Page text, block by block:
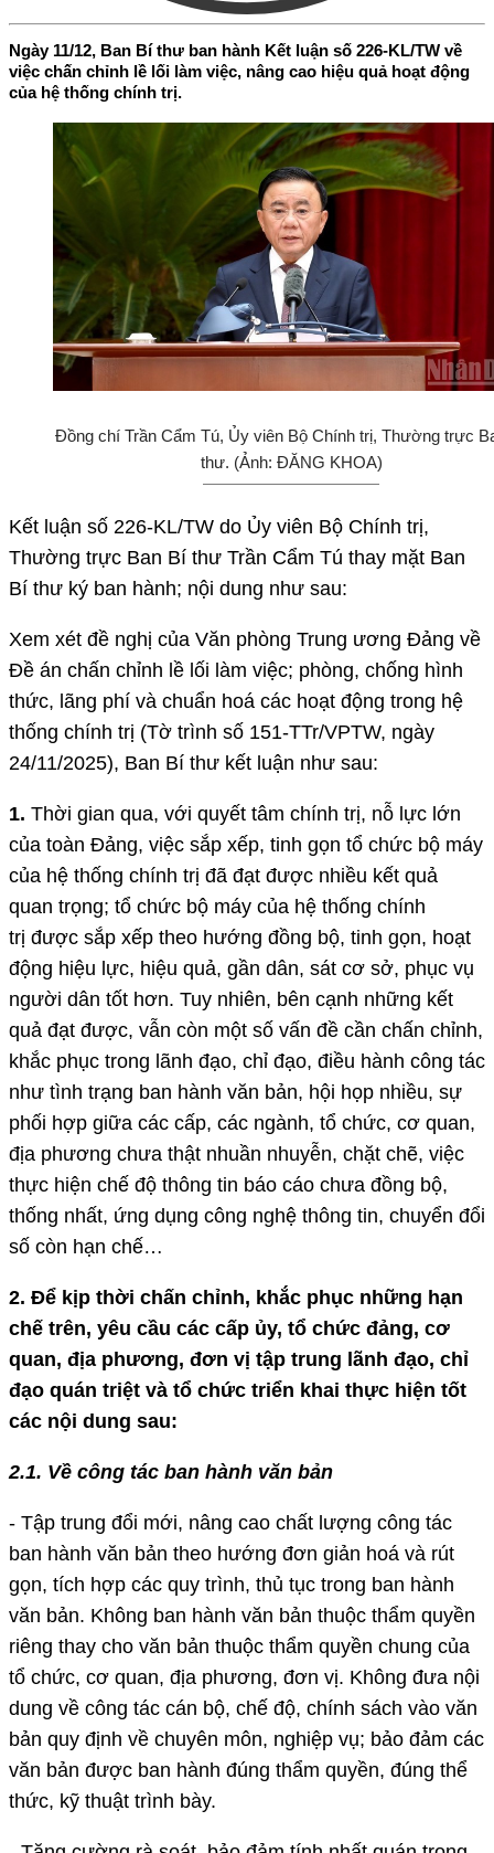
Ngày 11/12, Ban Bí thư ban hành Kết luận số 226-KL/TW về
việc chấn chỉnh lề lối làm việc, nâng cao hiệu quả hoạt động
của hệ thống chính trị.
Đồng chí Trần Cẩm Tú, Ủy viên Bộ Chính trị, Thường trực
thư. (Ảnh: ĐĂNG KHOA)
Kết luận số 226-KL/TW do Ủy viên Bộ Chính trị,
Thường trực Ban Bí thư Trần Cẩm Tú thay mặt Ban
Bí thư ký ban hành; nội dung như sau:
Xem xét đề nghị của Văn phòng Trung ương Đảng về
Đề án chấn chỉnh lề lối làm việc; phòng, chống hình
thức, lãng phí và chuẩn hoá các hoạt động trong hệ
thống chính trị (Tờ trình số 151-TTr/VPTW, ngày
24/11/2025), Ban Bí thư kết luận như sau:
1. Thời gian qua, với quyết tâm chính trị, nỗ lực lớn
của toàn Đảng, việc sắp xếp, tinh gọn tổ chức bộ máy
của hệ thống chính trị đã đạt được nhiều kết quả
quan trọng; tổ chức bộ máy của hệ thống chính
trị được sắp xếp theo hướng đồng bộ, tinh gọn, hoạt
động hiệu lực, hiệu quả, gần dân, sát cơ sở, phục vụ
người dân tốt hơn. Tuy nhiên, bên cạnh những kết
quả đạt được, vẫn còn một số vấn đề cần chấn chỉnh,
khắc phục trong lãnh đạo, chỉ đạo, điều hành công tác
như tình trạng ban hành văn bản, hội họp nhiều, sự
phối hợp giữa các cấp, các ngành, tổ chức, cơ quan,
địa phương chưa thật nhuần nhuyễn, chặt chẽ, việc
thực hiện chế độ thông tin báo cáo chưa đồng bộ,
thống nhất, ứng dụng công nghệ thông tin, chuyển đổi
số còn hạn chế…
2. Để kịp thời chấn chỉnh, khắc phục những hạn
chế trên, yêu cầu các cấp ủy, tổ chức đảng, cơ
quan, địa phương, đơn vị tập trung lãnh đạo, chỉ
đạo quán triệt và tổ chức triển khai thực hiện tốt
các nội dung sau:
2.1. Về công tác ban hành văn bản
- Tập trung đổi mới, nâng cao chất lượng công tác
ban hành văn bản theo hướng đơn giản hoá và rút
gọn, tích hợp các quy trình, thủ tục trong ban hành
văn bản. Không ban hành văn bản thuộc thẩm quyền
riêng thay cho văn bản thuộc thẩm quyền chung của
tổ chức, cơ quan, địa phương, đơn vị. Không đưa nội
dung về công tác cán bộ, chế độ, chính sách vào văn
bản quy định về chuyên môn, nghiệp vụ; bảo đảm các
văn bản được ban hành đúng thẩm quyền, đúng thể
thức, kỹ thuật trình bày.